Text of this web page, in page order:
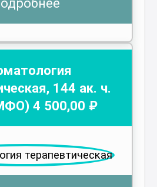
, 144 ак. ч.
4 500,00 ₽